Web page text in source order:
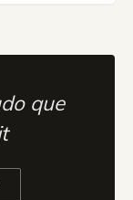
que